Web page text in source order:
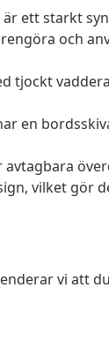
ett starkt
och
tjockt
en
vilket gör
vi att